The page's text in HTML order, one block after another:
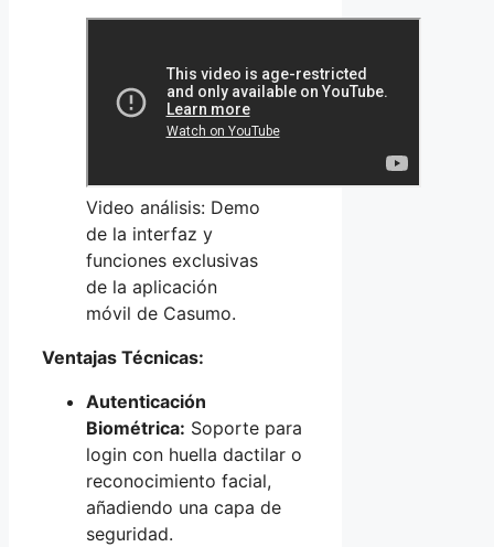
Video análisis: Demo
de la interfaz y
funciones exclusivas
de la aplicación
móvil de Casumo.
Ventajas Técnicas:
Autenticación
Biométrica: Soporte para
login con huella dactilar o
reconocimiento facial,
añadiendo una capa de
seguridad.